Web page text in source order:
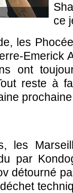
ce
les
Emerick
ont
reste à
les
par
détourné